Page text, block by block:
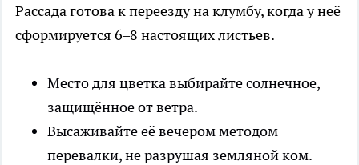
Рассада готова к переезду на клумбу, когда у неё
сформируется 6–8 настоящих листьев.
Место для цветка выбирайте солнечное,
защищённое от ветра.
Высаживайте её вечером методом
перевалки, не разрушая земляной ком.